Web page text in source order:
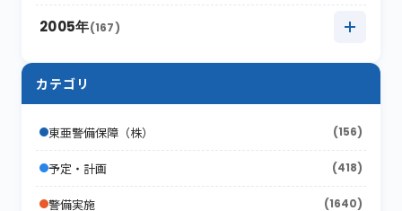
2015年2月 (7)
2014年3月 (9)
2014年1月
2013年4月
2013年2月
2013年1月 (7)
2012年5月 (16)
2012年4月 (12)
2012年2月 (11)
2012年1月 (10)
2011年6月 (9)
2011年5月 (11)
2011年4月 (12)
2011年3月 (13)
2011年2月
2010年7月 (12)
2010年6月
2010年4月 (15)
2010年3月 (18)
2009年9月 (22)
2009年7月
2009年5月 (16)
2009年4月
2008年10月 (16)
2008年8月
2008年7月 (15)
2008年6月 (10)
2008年5月 (21)
2007年11月
2007年9月
2007年8月 (22)
2007年7月 (21)
2007年6月 (17)
2006年12月 (30)
2006年11月 (20)
2006年9月 (44)
2006年8月 (26)
2005年(167)
2005年12月 (19)
2005年11月 (24)
2005年10月 (13)
2005年9月
カテゴリ
東亜警備保障（株） (156)
予定・計画 (418)
警備実施 (1640)